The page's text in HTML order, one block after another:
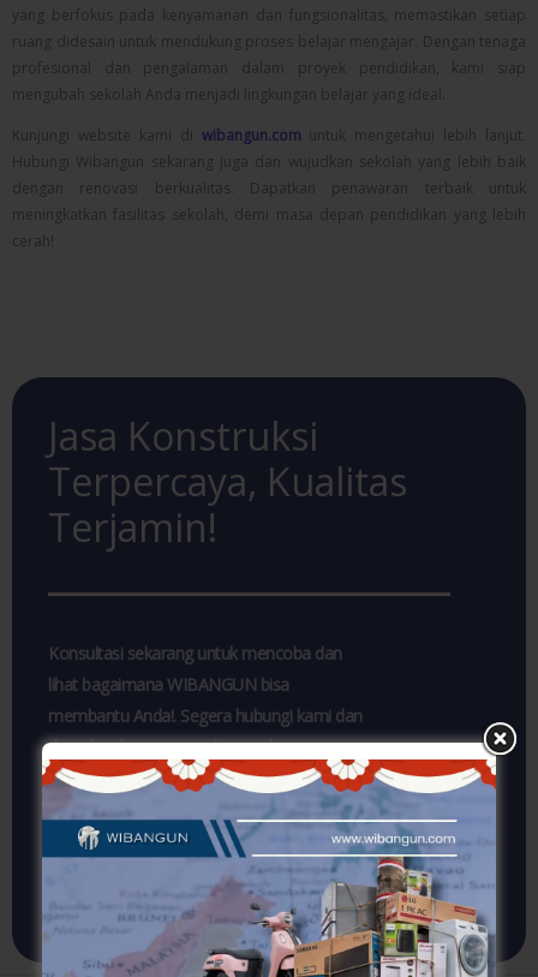
yang berfokus pada kenyamanan dan fungsionalitas, memastikan setiap
ruang didesain untuk mendukung proses belajar mengajar. Dengan tenaga
profesional dan pengalaman dalam proyek pendidikan, kami siap
mengubah sekolah Anda menjadi lingkungan belajar yang ideal.
Kunjungi website kami di wibangun.com untuk mengetahui lebih lanjut.
Hubungi Wibangun sekarang juga dan wujudkan sekolah yang lebih baik
dengan renovasi berkualitas. Dapatkan penawaran terbaik untuk
meningkatkan fasilitas sekolah, demi masa depan pendidikan yang lebih
cerah!
Jasa Konstruksi
Terpercaya, Kualitas
Terjamin!
Konsultasi sekarang untuk mencoba dan
lihat bagaimana WIBANGUN bisa
membantu Anda!. Segera hubungi kami dan
dapatkan layanan jasa konstruksi yang
profesional dan terpercaya. Jangan lewatkan
penawaran khusus kami!
KONSULTASI SEKARANG